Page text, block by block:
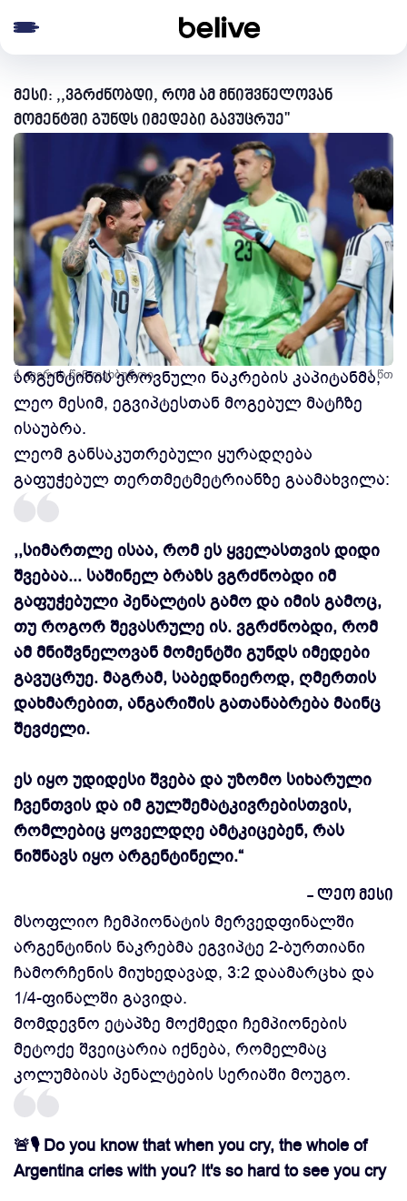
მესი: ,,ვგრძნობდი, რომ ამ მნიშვნელოვან
მომენტში გუნდს იმედები გავუცრუე''
4 კვირის წინ ფეხბურთი 1 წთ
არგენტინის ეროვნული ნაკრების კაპიტანმა,
ლეო მესიმ, ეგვიპტესთან მოგებულ მატჩზე
ისაუბრა.
ლეომ განსაკუთრებული ყურადღება
გაფუჭებულ თერთმეტმეტრიანზე გაამახვილა:
,,სიმართლე ისაა, რომ ეს ყველასთვის დიდი
შვებაა... საშინელ ბრაზს ვგრძნობდი იმ
გაფუჭებული პენალტის გამო და იმის გამოც,
თუ როგორ შევასრულე ის. ვგრძნობდი, რომ
ამ მნიშვნელოვან მომენტში გუნდს იმედები
გავუცრუე. მაგრამ, საბედნიეროდ, ღმერთის
დახმარებით, ანგარიშის გათანაბრება მაინც
შევძელი.
ეს იყო უდიდესი შვება და უზომო სიხარული
ჩვენთვის და იმ გულშემატკივრებისთვის,
რომლებიც ყოველდღე ამტკიცებენ, რას
ნიშნავს იყო არგენტინელი.“
- ლეო მესი
მსოფლიო ჩემპიონატის მერვედფინალში
არგენტინის ნაკრებმა ეგვიპტე 2-ბურთიანი
ჩამორჩენის მიუხედავად, 3:2 დაამარცხა და
1/4-ფინალში გავიდა.
მომდევნო ეტაპზე მოქმედი ჩემპიონების
მეტოქე შვეიცარია იქნება, რომელმაც
კოლუმბიას პენალტების სერიაში მოუგო.
🚨🎙️ Do you know that when you cry, the whole of
Argentina cries with you? It's so hard to see you cry